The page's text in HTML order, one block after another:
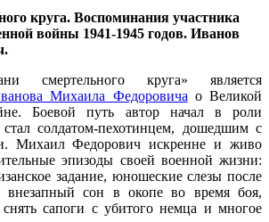
круга. Воспоминания участника
войны 1941-1945 годов. Иванов
смертельного круга» является
Михаила Федоровича о Великой
Боевой путь автор начал в роли
стал солдатом-пехотинцем, дошедшим с
Михаил Федорович искренне и живо
эпизоды своей военной жизни:
задание, юношеские слезы после
внезапный сон в окопе во время боя,
снять сапоги с убитого немца и многое